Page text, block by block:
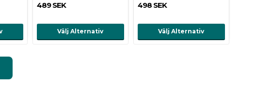
489 SEK
Välj Alternativ
498 SEK
Välj Alternativ